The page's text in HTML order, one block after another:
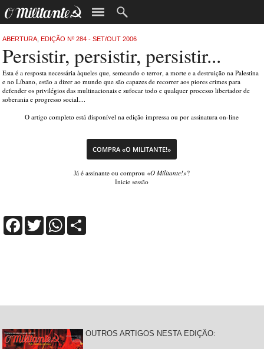
ABERTURA ,EDIÇÃO Nº 284 - SET/OUT 2006
Persistir, persistir, persistir...
Esta é a resposta necessária àqueles que, semeando o terror, a morte e a destruição na Palestina
e no Líbano, estão a dizer ao mundo que são capazes de recorrer aos piores crimes para
defender os privilégios das multinacionais e sufocar todo e qualquer processo libertador de
soberania e progresso social....
O artigo completo está disponível na edição impressa ou por assinatura on-line
COMPRA «O MILITANTE!»
Já é assinante ou comprou «O Militante!»?
Inicie sessão
FacebookTwitterWhatsApp
OUTROS ARTIGOS NESTA EDIÇÃO: